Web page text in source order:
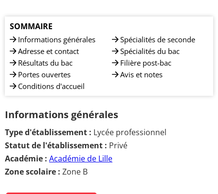
SOMMAIRE
Informations générales
Adresse et contact
Résultats du bac
Portes ouvertes
Conditions d'accueil
Spécialités de seconde
Spécialités du bac
Filière post-bac
Avis et notes
Informations générales
Type d'établissement : Lycée professionnel
Statut de l'établissement : Privé
Académie : Académie de Lille
Zone scolaire : Zone B